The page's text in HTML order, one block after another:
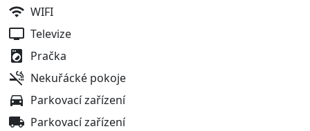
WIFI
Televize
Pračka
Nekuřácké pokoje
Parkovací zařízení
Parkovací zařízení